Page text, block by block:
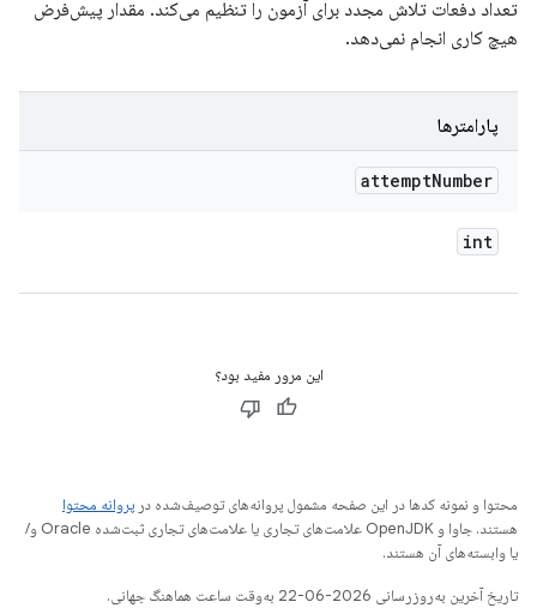
تعداد دفعات تلاش مجدد برای آزمون را تنظیم می‌کند. مقدار پیش‌فرض
هیچ کاری انجام نمی‌دهد.
پارامترها
attemptNumber
int
این مرور مفید بود؟
محتوا و نمونه کدها در این صفحه مشمول پروانه‌های توصیف‌شده در پروانه محتوا
هستند. جاوا و OpenJDK علامت‌های تجاری یا علامت‌های تجاری ثبت‌شده Oracle و/
یا وابسته‌های آن هستند.
تاریخ آخرین به‌روزرسانی 2026-06-22 به‌وقت ساعت هماهنگ جهانی.